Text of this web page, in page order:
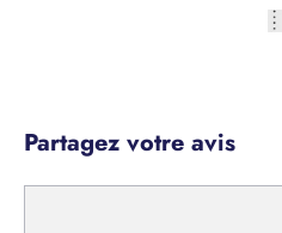
Partagez votre avis